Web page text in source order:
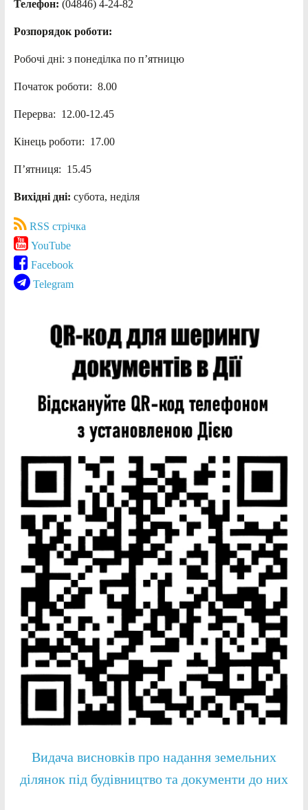
Телефон: (04846) 4-24-82
Розпорядок роботи:
Робочі дні: з понеділка по п’ятницю
Початок роботи: 8.00
Перерва: 12.00-12.45
Кінець роботи: 17.00
П’ятниця: 15.45
Вихідні дні: субота, неділя
RSS стрічка
YouTube
Facebook
Telegram
Видача висновків про надання земельних
ділянок під будівництво та документи до них